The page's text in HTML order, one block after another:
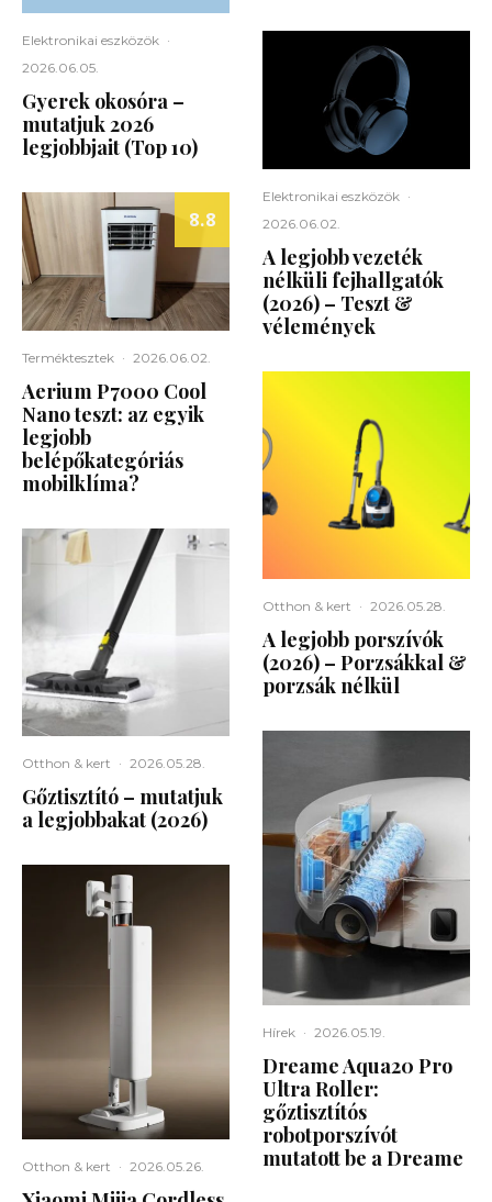
Elektronikai eszközök ·
2026.06.05.
Gyerek okosóra –
mutatjuk 2026
legjobbjait (Top 10)
8.8
Terméktesztek · 2026.06.02.
Aerium P7000 Cool
Nano teszt: az egyik
legjobb
belépőkategóriás
mobilklíma?
Otthon & kert · 2026.05.28.
Gőztisztító – mutatjuk
a legjobbakat (2026)
Otthon & kert · 2026.05.26.
Elektronikai eszközök ·
2026.06.02.
A legjobb vezeték
nélküli fejhallgatók
(2026) – Teszt &
vélemények
Otthon & kert · 2026.05.28.
A legjobb porszívók
(2026) – Porzsákkal &
porzsák nélkül
Hírek · 2026.05.19.
Dreame Aqua20 Pro
Ultra Roller:
gőztisztítós
robotporszívót
mutatott be a Dreame